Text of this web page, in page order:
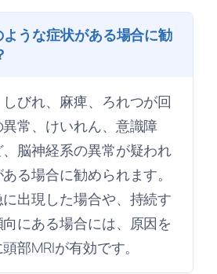
うな症状がある場合に勧
びれ、麻痺、ろれつが回
常、けいれん、意識障
脳神経系の異常が疑われ
る場合に勧められます。
出現した場合や、持続す
にある場合には、原因を
部MRIが有効です。